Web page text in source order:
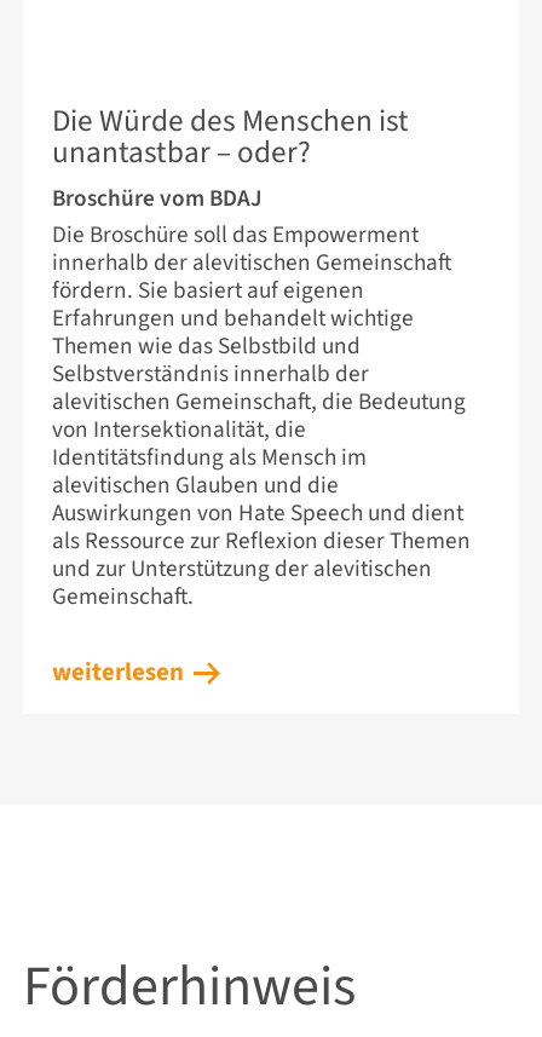
12. JUNI 2026
Die Würde des Menschen ist
unantastbar – oder?
Broschüre vom BDAJ
Die Broschüre soll das Empowerment
innerhalb der alevitischen Gemeinschaft
fördern. Sie basiert auf eigenen
Erfahrungen und behandelt wichtige
Themen wie das Selbstbild und
Selbstverständnis innerhalb der
alevitischen Gemeinschaft, die Bedeutung
von Intersektionalität, die
Identitätsfindung als Mensch im
alevitischen Glauben und die
Auswirkungen von Hate Speech und dient
als Ressource zur Reflexion dieser Themen
und zur Unterstützung der alevitischen
Gemeinschaft.
weiterlesen
Förderhinweis